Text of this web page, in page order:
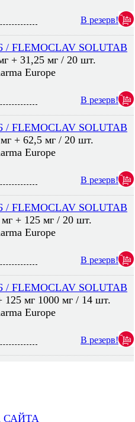
В резерв!
SOLUTAB
+ 31,25 мг / 20 шт.
Europe
В резерв!
SOLUTAB
+ 62,5 мг / 20 шт.
Europe
В резерв!
SOLUTAB
мг + 125 мг / 20 шт.
Europe
В резерв!
SOLUTAB
125 мг 1000 мг / 14 шт.
Europe
В резерв!
САЙТА